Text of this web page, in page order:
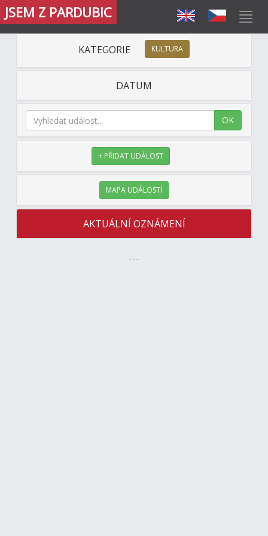
JSEM Z PARDUBIC
KATEGORIE KULTURA
DATUM
OK
+ PŘIDAT UDÁLOST
MAPA UDÁLOSTÍ
AKTUÁLNÍ OZNÁMENÍ
---